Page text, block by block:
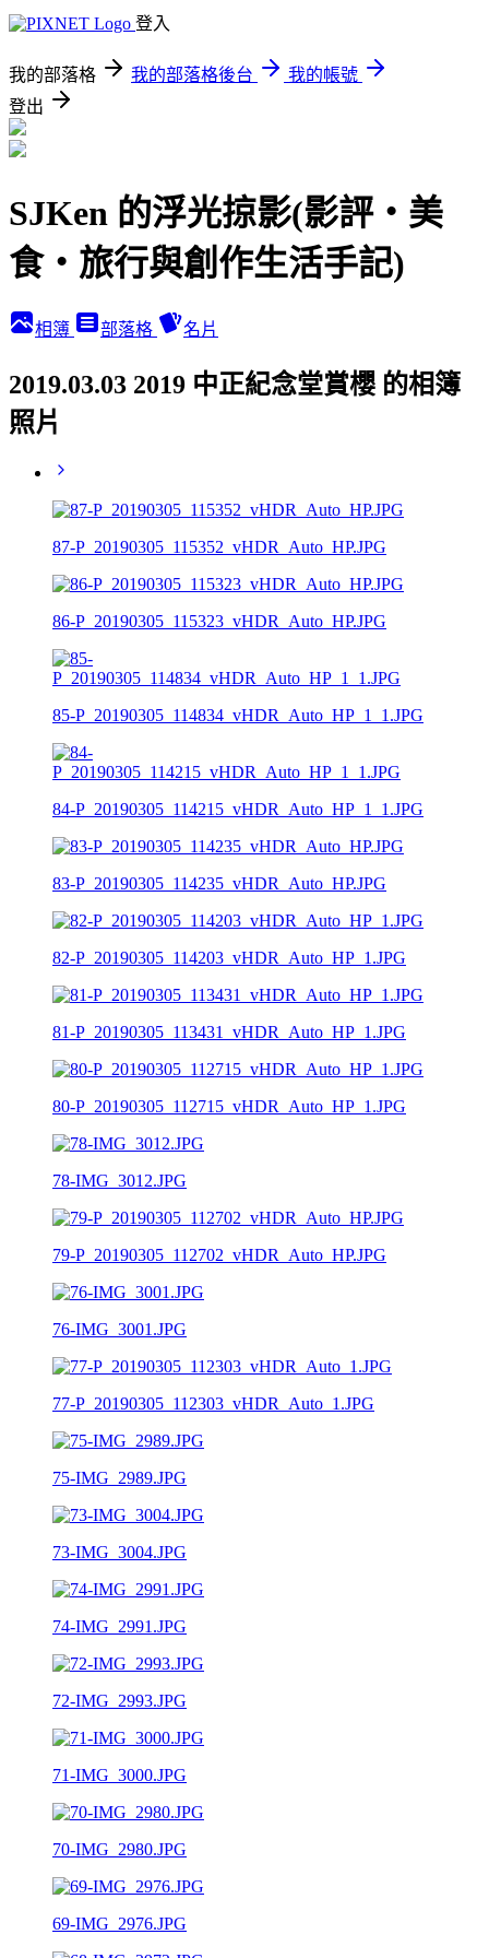
登入
我的部落格 我的部落格後台
我的帳號
登出
SJKen 的浮光掠影(影評‧美
食‧旅行與創作生活手記)
相簿 部落格 名片
2019.03.03 2019 中正紀念堂賞櫻 的相簿
照片
87-P_20190305_115352_vHDR_Auto_HP.JPG
86-P_20190305_115323_vHDR_Auto_HP.JPG
85-P_20190305_114834_vHDR_Auto_HP_1_1.JPG
84-P_20190305_114215_vHDR_Auto_HP_1_1.JPG
83-P_20190305_114235_vHDR_Auto_HP.JPG
82-P_20190305_114203_vHDR_Auto_HP_1.JPG
81-P_20190305_113431_vHDR_Auto_HP_1.JPG
80-P_20190305_112715_vHDR_Auto_HP_1.JPG
78-IMG_3012.JPG
79-P_20190305_112702_vHDR_Auto_HP.JPG
76-IMG_3001.JPG
77-P_20190305_112303_vHDR_Auto_1.JPG
75-IMG_2989.JPG
73-IMG_3004.JPG
74-IMG_2991.JPG
72-IMG_2993.JPG
71-IMG_3000.JPG
70-IMG_2980.JPG
69-IMG_2976.JPG